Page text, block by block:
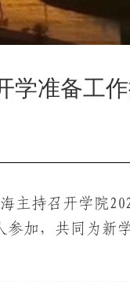
学准备工
主持召开学院
加，共同为新